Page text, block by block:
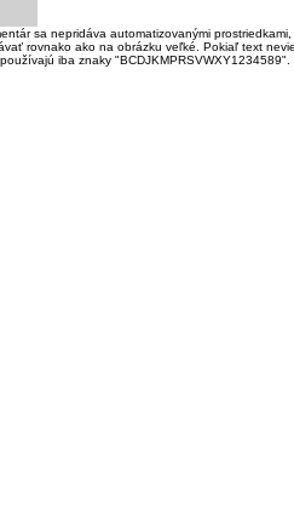
sa nepridáva automatizovanými
rovnako ako na obrázku veľké. Pokiaľ text
iba znaky "BCDJKMPRSVWXY1234589".